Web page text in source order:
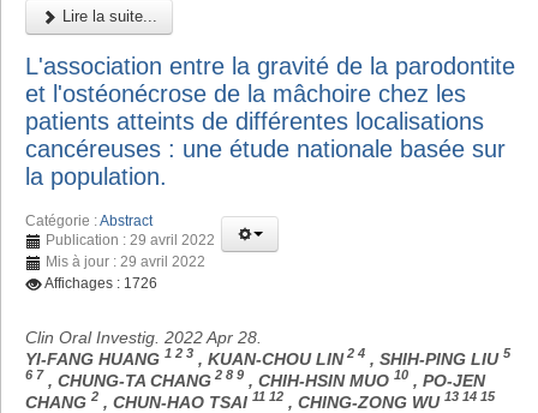
Lire la suite...
L'association entre la gravité de la parodontite
et l'ostéonécrose de la mâchoire chez les
patients atteints de différentes localisations
cancéreuses : une étude nationale basée sur
la population.
Catégorie :Abstract
Publication : 29 avril 2022
Mis à jour : 29 avril 2022
Affichages : 1726
Clin Oral Investig. 2022 Apr 28.
YI-FANG HUANG 1 2 3 , KUAN-CHOU LIN2 4 , SHIH-PING LIU 5
6 7 , CHUNG-TA CHANG 2 8 9 , CHIH-HSIN MUO 10 , PO-JEN
CHANG 2 , CHUN-HAO TSAI 11 12 , CHING-ZONG WU 13 14 15